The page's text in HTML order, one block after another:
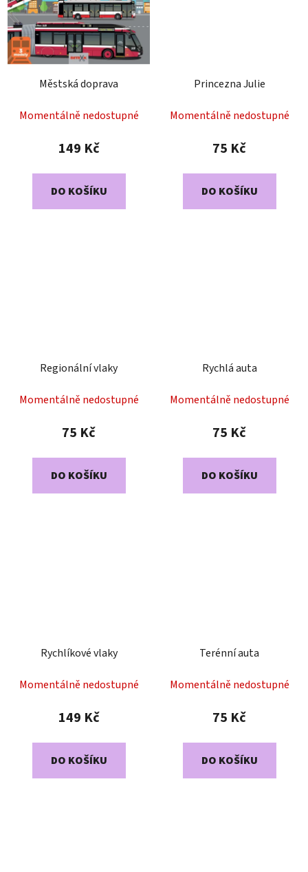
Městská doprava
Momentálně nedostupné
149 Kč
DO KOŠÍKU
Princezna Julie
Momentálně nedostupné
75 Kč
DO KOŠÍKU
Regionální vlaky
Momentálně nedostupné
75 Kč
DO KOŠÍKU
Rychlá auta
Momentálně nedostupné
75 Kč
DO KOŠÍKU
Rychlíkové vlaky
Momentálně nedostupné
149 Kč
DO KOŠÍKU
Terénní auta
Momentálně nedostupné
75 Kč
DO KOŠÍKU